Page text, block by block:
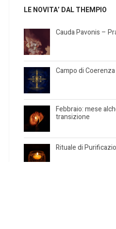
LE NOVITA’ DAL THEMPIO
Cauda Pavonis –
Campo di Coerenza
Febbraio: mese
transizione
Rituale di